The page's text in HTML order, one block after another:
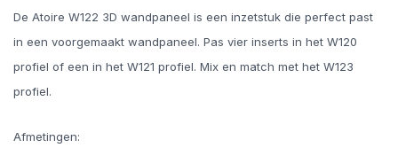
De Atoire W122 3D wandpaneel is een inzetstuk die perfect past
in een voorgemaakt wandpaneel. Pas vier inserts in het W120
profiel of een in het W121 profiel. Mix en match met het W123
profiel.
Afmetingen: